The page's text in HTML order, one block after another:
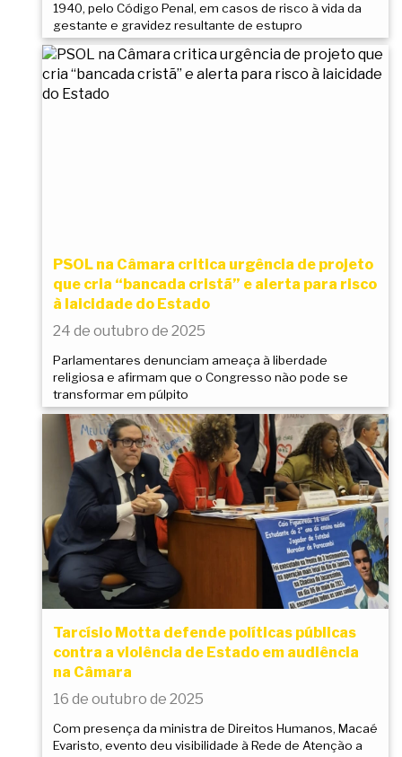
1940, pelo Código Penal, em casos de risco à vida da
gestante e gravidez resultante de estupro
PSOL na Câmara critica urgência de projeto
que cria “bancada cristã” e alerta para risco
à laicidade do Estado
24 de outubro de 2025
Parlamentares denunciam ameaça à liberdade
religiosa e afirmam que o Congresso não pode se
transformar em púlpito
Tarcísio Motta defende políticas públicas
contra a violência de Estado em audiência
na Câmara
16 de outubro de 2025
Com presença da ministra de Direitos Humanos, Macaé
Evaristo, evento deu visibilidade à Rede de Atenção a